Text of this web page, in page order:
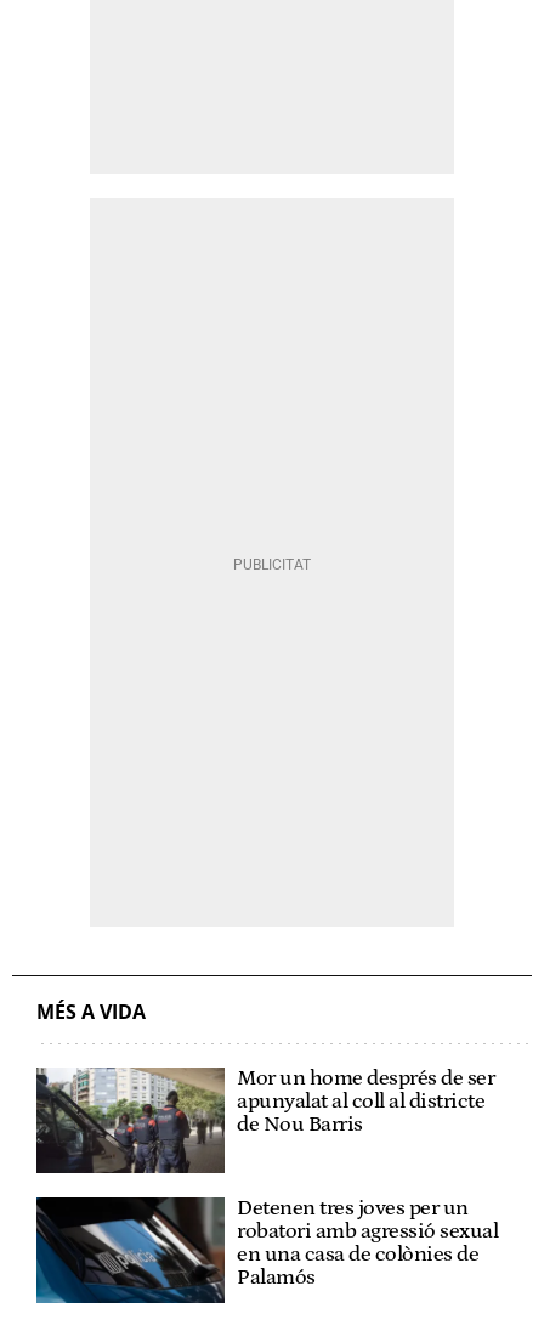
MÉS A VIDA
Mor un home després de ser
apunyalat al coll al districte
de Nou Barris
Detenen tres joves per un
robatori amb agressió sexual
en una casa de colònies de
Palamós